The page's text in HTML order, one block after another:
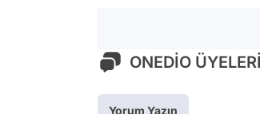
ONEDİO
Yorum Yazın